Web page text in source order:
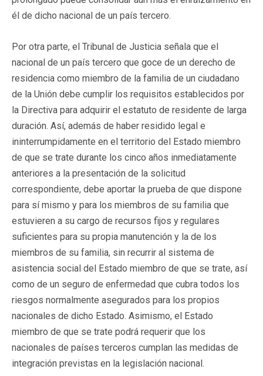
él de dicho nacional de un país tercero.
Por otra parte, el Tribunal de Justicia señala que el
nacional de un país tercero que goce de un derecho de
residencia como miembro de la familia de un ciudadano
de la Unión debe cumplir los requisitos establecidos por
la Directiva para adquirir el estatuto de residente de larga
duración. Así, además de haber residido legal e
ininterrumpidamente en el territorio del Estado miembro
de que se trate durante los cinco años inmediatamente
anteriores a la presentación de la solicitud
correspondiente, debe aportar la prueba de que dispone
para sí mismo y para los miembros de su familia que
estuvieren a su cargo de recursos fijos y regulares
suficientes para su propia manutención y la de los
miembros de su familia, sin recurrir al sistema de
asistencia social del Estado miembro de que se trate, así
como de un seguro de enfermedad que cubra todos los
riesgos normalmente asegurados para los propios
nacionales de dicho Estado. Asimismo, el Estado
miembro de que se trate podrá requerir que los
nacionales de países terceros cumplan las medidas de
integración previstas en la legislación nacional.